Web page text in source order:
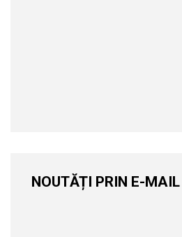
NOUTĂȚI PRIN E-MAIL